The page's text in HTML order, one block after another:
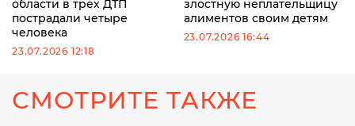
области в трех ДТП
пострадали четыре
человека
23.07.2026 12:18
злостную неплательщицу
алиментов своим детям
23.07.2026 16:44
СМОТРИТЕ ТАКЖЕ